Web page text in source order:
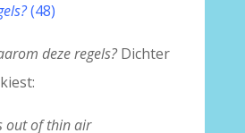
(48)
deze regels?Dichter
kiest:
out of thin air